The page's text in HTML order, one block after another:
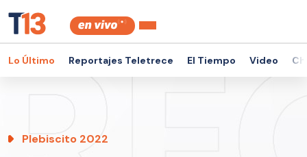
Lo Último Reportajes Teletrece El Tiempo Video
Plebiscito 2022